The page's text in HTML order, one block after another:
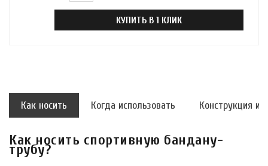
КУПИТЬ В 1 КЛИК
Как носить Когда использовать Конструкция и
Как носить спортивную бандану-
трубу?